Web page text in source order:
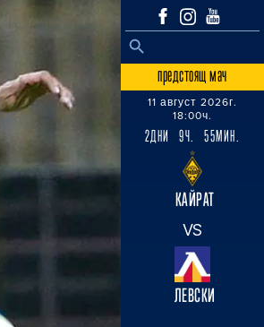
Search
SEARCH BUTTON
предстоящ мач
11 август 2026г.
18:00ч.
2ДНИ 9Ч. 55МИН.
КАЙРАТ
VS
ЛЕВСКИ